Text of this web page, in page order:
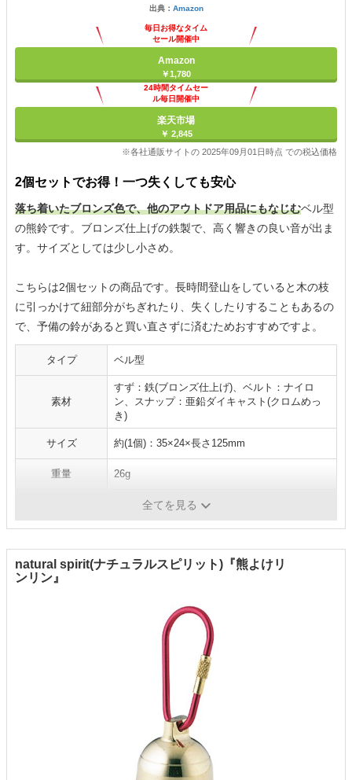
出典： Amazon
毎日お得なタイム
セール開催中
Amazon
￥1,780
24時間タイムセー
ル毎日開催中
楽天市場
￥ 2,845
※各社通販サイトの 2025年09月01日時点 での税込価格
2個セットでお得！一つ失くしても安心
落ち着いたブロンズ色で、他のアウトドア用品にもなじむベル型
の熊鈴です。ブロンズ仕上げの鉄製で、高く響きの良い音が出ま
す。サイズとしては少し小さめ。
こちらは2個セットの商品です。長時間登山をしていると木の枝
に引っかけて紐部分がちぎれたり、失くしたりすることもあるの
で、予備の鈴があると買い直さずに済むためおすすめですよ。
タイプ ベル型
素材
すず：鉄(ブロンズ仕上げ)、ベルト：ナイロ
ン、スナップ：亜鉛ダイキャスト(クロムめっ
き)
サイズ 約(1個)：35×24×長さ125mm
重量 26g
全てを見る
natural spirit(ナチュラルスピリット)『熊よけリ
ンリン』